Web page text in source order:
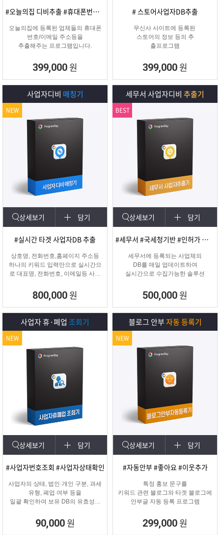
#오늘의집 디비추출 #휴대폰번호/이메일
오늘의집에 등록된 업체들의 휴대폰
번호/이메일 주소등을
추출해주는 프로그램입니다.
399,000 원
# 스토어사업자DB추출
무신사 사이트에 등록된
스토어의 정보 등의 추
출프로그램
399,000 원
사업자디비 매칭기
상세보기 담기
#실시간 타겟 사업자DB 추출
상호명, 전화번호,홈페이지 주소등
하나의 키워드 입력만으로 실시간으
로 대표명, 전화번호, 이메일등 사업
800,000 원
NEW
세무서 사업자디비 추출기
상세보기 담기
#세무서 #국세청기반 #인허가 개업·신규 사업자디비
세무서에 등록되는 사업체의
DB를 매일 업데이트하여
실시간으로 수집가능한 솔루션
500,000 원
BEST
사업자 휴·폐업 조회기
상세보기 담기
#사업자번호조회 #사업자상태확인
사업자의 상태, 법인·개인 구분, 과세
유형, 폐업 여부 등을
일괄 확인하여 보유 DB의 유효성을
프로그램
90,000 원
NEW
블로그 안부자동 등록기
상세보기 담기
#자동안부 #좋아요 #이웃추가
특정 홍보 문구를
키워드 관련 블로그와 타겟 블로그에
안부글 자동 등록 프로그램
299,000 원
NEW